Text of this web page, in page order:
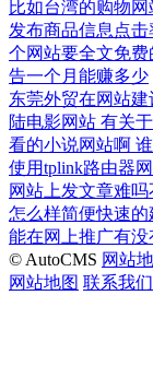
比如台湾的购物网
发布商品信息点
个网站要全文免费
告一个月能赚多少
东莞外贸在网站
陆电影网站 有关
看的小说网站啊
使用tplink路由器
网站上发文章难吗
怎么样简便快速的
能在网上推广有
© AutoCMS 网站
网站地图 联系我们